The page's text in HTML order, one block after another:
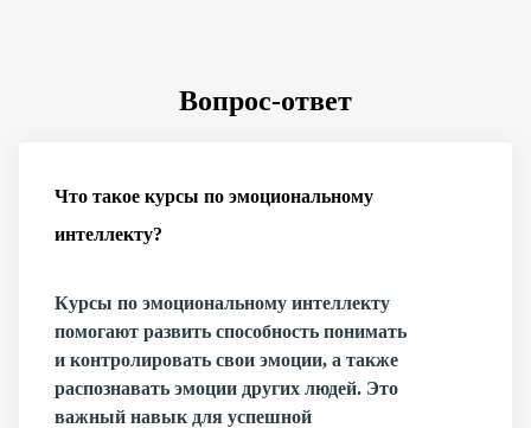
Вопрос-ответ
Что такое курсы по эмоциональному
интеллекту?
Курсы по эмоциональному интеллекту
помогают развить способность понимать
и контролировать свои эмоции, а также
распознавать эмоции других людей. Это
важный навык для успешной